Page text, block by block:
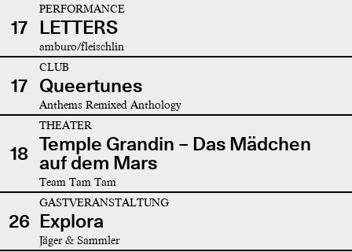
17
PERFORMANCE
LETTERS
amburo/fleischlin
17
CLUB
Queertunes
Anthems Remixed Anthology
18
THEATER
Temple Grandin – Das Mädchen
auf dem Mars
Team Tam Tam
26
GASTVERANSTALTUNG
Explora
Jäger & Sammler